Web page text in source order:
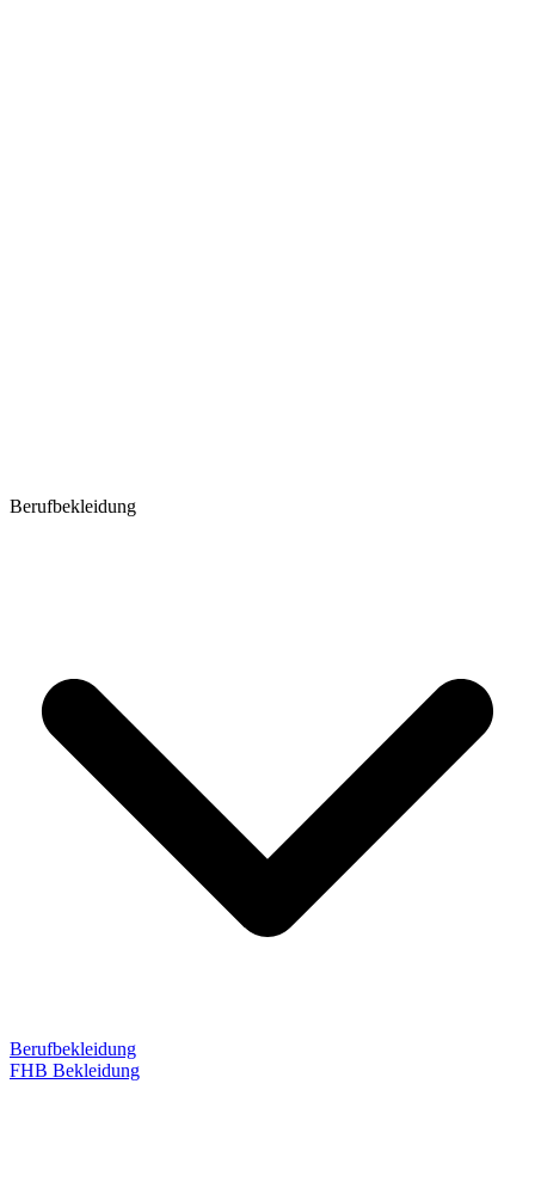
Berufbekleidung
Berufbekleidung
FHB Bekleidung